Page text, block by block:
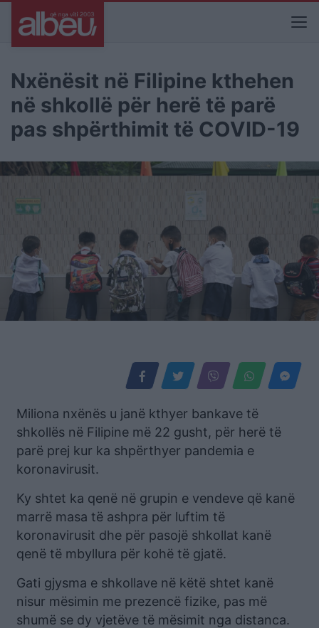
Nxënësit në Filipine kthehen
në shkollë për herë të parë
pas shpërthimit të COVID-19
Miliona nxënës u janë kthyer bankave të
shkollës në Filipine më 22 gusht, për herë të
parë prej kur ka shpërthyer pandemia e
koronavirusit.
Ky shtet ka qenë në grupin e vendeve që kanë
marrë masa të ashpra për luftim të
koronavirusit dhe për pasojë shkollat kanë
qenë të mbyllura për kohë të gjatë.
Gati gjysma e shkollave në këtë shtet kanë
nisur mësimin me prezencë fizike, pas më
shumë se dy vjetëve të mësimit nga distanca.